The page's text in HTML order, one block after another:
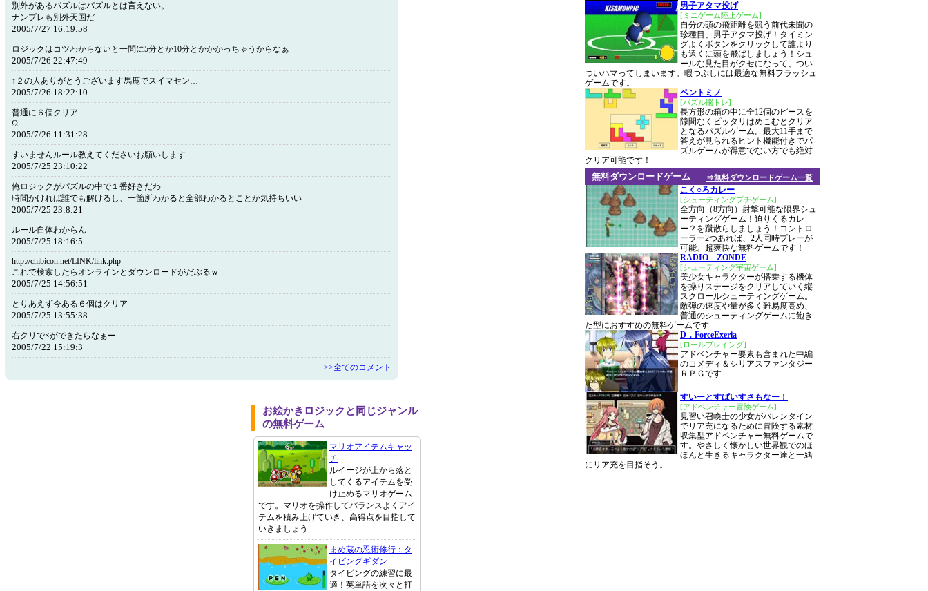
別外があるパズルはパズルとは言えない。
ナンプレも別外天国だ
2005/7/27 16:19:58
ロジックはコツわからないと一問に5分とか10分とかかかっちゃうからなぁ
2005/7/26 22:47:49
↑２の人ありがとうございます馬鹿でスイマセン…
2005/7/26 18:22:10
普通に６個クリア
Ω
2005/7/26 11:31:28
すいませんルール教えてくださいお願いします
2005/7/25 23:10:22
俺ロジックがパズルの中で１番好きだわ
時間かければ誰でも解けるし、一箇所わかると全部わかるとことか気持ちいい
2005/7/25 23:8:21
ルール自体わからん
2005/7/25 18:16:5
http://chibicon.net/LINK/link.php
これで検索したらオンラインとダウンロードがだぶるｗ
2005/7/25 14:56:51
とりあえず今ある６個はクリア
2005/7/25 13:55:38
右クリで×ができたらなぁー
2005/7/22 15:19:3
>>全てのコメント
お絵かきロジックと同じジャンル
の無料ゲーム
マリオアイテムキャッ
チ
ルイージが上から落と
してくるアイテムを受
け止めるマリオゲーム
です。マリオを操作してバランスよくアイ
テムを積み上げていき、高得点を目指して
いきましょう
まめ蔵の忍術修行：タ
イピングギダン
タイピングの練習に最
適！英単語を次々と打
男子アタマ投げ
[ミニゲーム陸上ゲーム]
自分の頭の飛距離を競う前代未聞の
珍種目、男子アタマ投げ！タイミン
グよくボタンをクリックして誰より
も遠くに頭を飛ばしましょう！シュ
ールな見た目がクセになって、つい
ついハマってしまいます。暇つぶしには最適な無料フラッシュ
ゲームです。
ペントミノ
[パズル脳トレ]
長方形の箱の中に全12個のピースを
隙間なくピッタリはめこむとクリア
となるパズルゲーム。最大11手まで
答えが見られるヒント機能付きでパ
ズルゲームが得意でない方でも絶対
クリア可能です！
⇒無料ダウンロードゲーム一覧
無料ダウンロードゲーム
こく○ろカレー
[シューティングプチゲーム]
全方向（8方向）射撃可能な限界シュ
ーティングゲーム！迫りくるカレ
ー？を蹴散らしましょう！コントロ
ーラー2つあれば、2人同時プレーが
可能。超爽快な無料ゲームです！
RADIO ZONDE
[シューティング宇宙ゲーム]
美少女キャラクターが搭乗する機体
を操りステージをクリアしていく縦
スクロールシューティングゲーム。
敵弾の速度や量が多く難易度高め、
普通のシューティングゲームに飽き
た型におすすめの無料ゲームです
D．ForceExeria
[ロールプレイング]
アドベンチャー要素も含まれた中編
のコメディ＆シリアスファンタジー
ＲＰＧです
すいーとすぱいすさもなー！
[アドベンチャー冒険ゲーム]
見習い召喚士の少女がバレンタイン
でリア充になるために冒険する素材
収集型アドベンチャー無料ゲームで
す。やさしく懐かしい世界観でのほ
ほんと生きるキャラクター達と一緒
にリア充を目指そう。